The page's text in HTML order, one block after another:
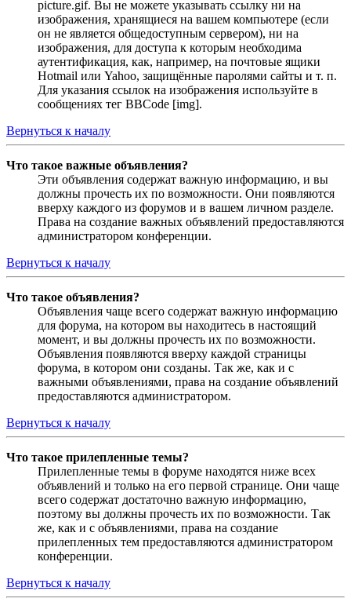
picture.gif. Вы не можете указывать ссылку ни на
изображения, хранящиеся на вашем компьютере (если
он не является общедоступным сервером), ни на
изображения, для доступа к которым необходима
аутентификация, как, например, на почтовые ящики
Hotmail или Yahoo, защищённые паролями сайты и т. п.
Для указания ссылок на изображения используйте в
сообщениях тег BBCode [img].
Вернуться к началу
Что такое важные объявления?
Эти объявления содержат важную информацию, и вы
должны прочесть их по возможности. Они появляются
вверху каждого из форумов и в вашем личном разделе.
Права на создание важных объявлений предоставляются
администратором конференции.
Вернуться к началу
Что такое объявления?
Объявления чаще всего содержат важную информацию
для форума, на котором вы находитесь в настоящий
момент, и вы должны прочесть их по возможности.
Объявления появляются вверху каждой страницы
форума, в котором они созданы. Так же, как и с
важными объявлениями, права на создание объявлений
предоставляются администратором.
Вернуться к началу
Что такое прилепленные темы?
Прилепленные темы в форуме находятся ниже всех
объявлений и только на его первой странице. Они чаще
всего содержат достаточно важную информацию,
поэтому вы должны прочесть их по возможности. Так
же, как и с объявлениями, права на создание
прилепленных тем предоставляются администратором
конференции.
Вернуться к началу